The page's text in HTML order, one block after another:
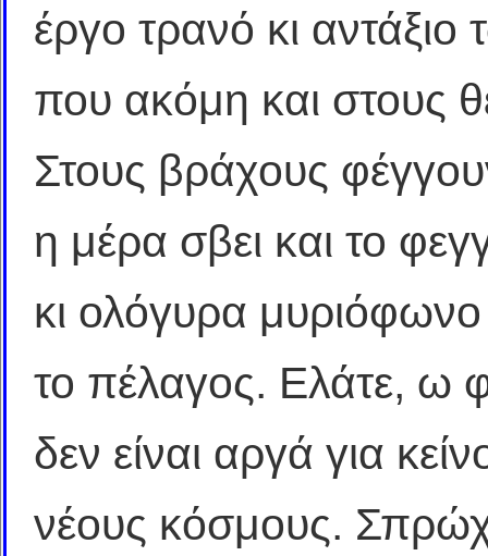
έργο τρανό κι
που ακόμη και στους
Στους βράχους
η μέρα σβει και το
κι ολόγυρα μυριόφωνο
το πέλαγος. Ελάτε, ω
δεν είναι αργά για
νέους κόσμους.